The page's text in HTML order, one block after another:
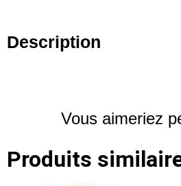
Description
Vous aimeriez
Produits